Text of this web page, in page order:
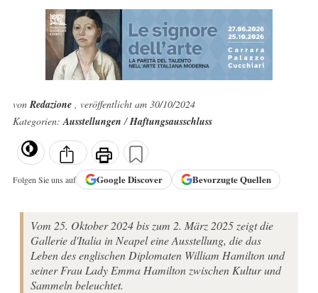
vonRedazione , veröffentlicht am 30/10/2024
Kategorien:Ausstellungen/Haftungsausschluss
Folgen Sie uns auf GoogleDiscover Bevorzugte Quellen
Vom 25. Oktober 2024 bis zum 2. März 2025 zeigt die
Gallerie d'Italia in Neapel eine Ausstellung, die das
Leben des englischen Diplomaten William Hamilton und
seiner Frau Lady Emma Hamilton zwischen Kultur und
Sammeln beleuchtet.